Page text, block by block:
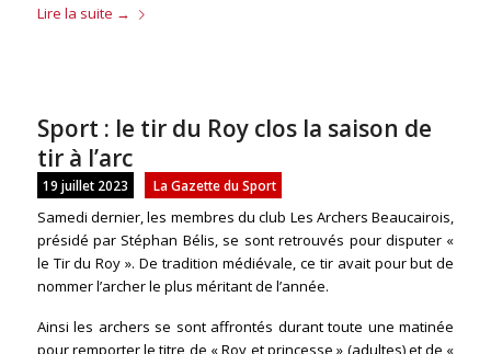
Lire la suite →
Sport : le tir du Roy clos la saison de
tir à l’arc
19 juillet 2023 La Gazette du Sport
Samedi dernier, les membres du club Les Archers Beaucairois,
présidé par Stéphan Bélis, se sont retrouvés pour disputer «
le Tir du Roy ». De tradition médiévale, ce tir avait pour but de
nommer l’archer le plus méritant de l’année.
Ainsi les archers se sont affrontés durant toute une matinée
pour remporter le titre de « Roy et princesse » (adultes) et de «